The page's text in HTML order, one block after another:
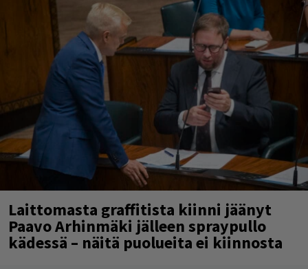
Laittomasta graffitista kiinni jäänyt
Paavo Arhinmäki jälleen spraypullo
kädessä – näitä puolueita ei kiinnosta